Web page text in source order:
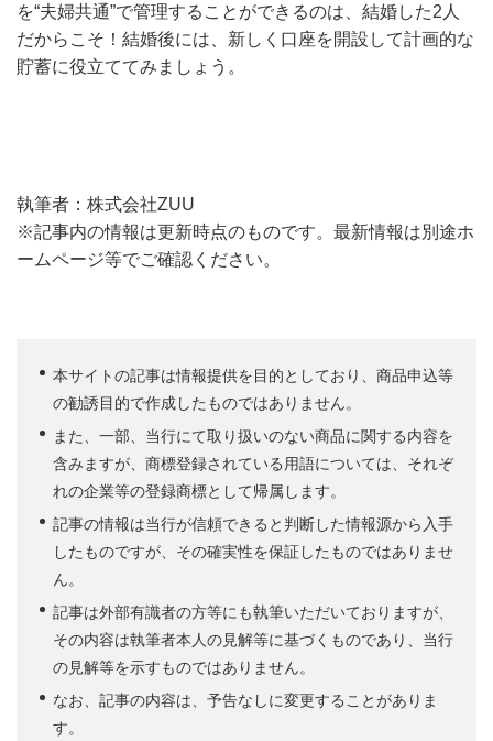
を“夫婦共通”で管理することができるのは、結婚した2人
だからこそ！結婚後には、新しく口座を開設して計画的な
貯蓄に役立ててみましょう。
執筆者：株式会社ZUU
※記事内の情報は更新時点のものです。最新情報は別途ホ
ームページ等でご確認ください。
本サイトの記事は情報提供を目的としており、商品申込等
の勧誘目的で作成したものではありません。
また、一部、当行にて取り扱いのない商品に関する内容を
含みますが、商標登録されている用語については、それぞ
れの企業等の登録商標として帰属します。
記事の情報は当行が信頼できると判断した情報源から入手
したものですが、その確実性を保証したものではありませ
ん。
記事は外部有識者の方等にも執筆いただいておりますが、
その内容は執筆者本人の見解等に基づくものであり、当行
の見解等を示すものではありません。
なお、記事の内容は、予告なしに変更することがありま
す。